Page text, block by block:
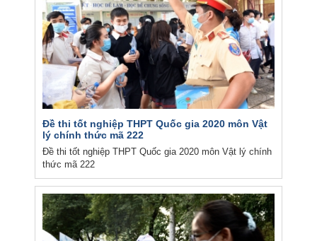
Đề thi tốt nghiệp THPT Quốc gia 2020 môn Vật
lý chính thức mã 222
Đề thi tốt nghiệp THPT Quốc gia 2020 môn Vật lý chính
thức mã 222